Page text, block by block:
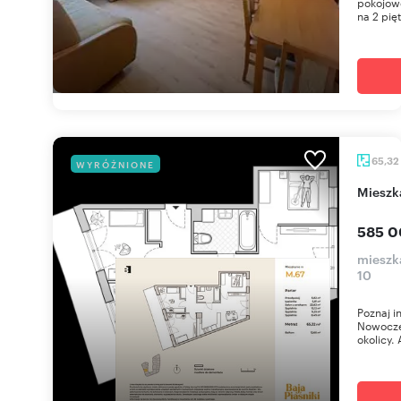
na 2
WYRÓŻNIONE 65,32
585
10
Poznaj
okolicy.